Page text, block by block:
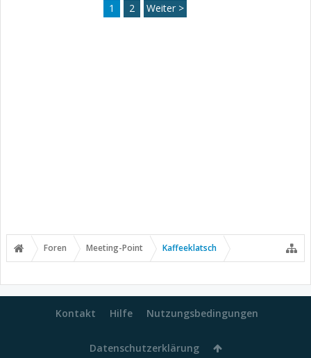
1 2 Weiter >
Foren Meeting-Point Kaffeeklatsch
Kontakt Hilfe Nutzungsbedingungen
Datenschutzerklärung